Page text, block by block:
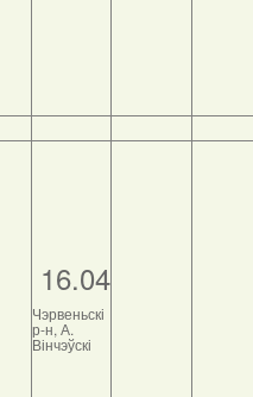
16.04
Чэрвеньскі
р-н, А.
Вінчэўскі